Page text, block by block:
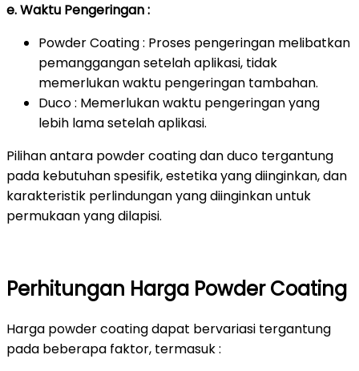
e. Waktu Pengeringan :
Powder Coating : Proses pengeringan melibatkan
pemanggangan setelah aplikasi, tidak
memerlukan waktu pengeringan tambahan.
Duco : Memerlukan waktu pengeringan yang
lebih lama setelah aplikasi.
Pilihan antara powder coating dan duco tergantung
pada kebutuhan spesifik, estetika yang diinginkan, dan
karakteristik perlindungan yang diinginkan untuk
permukaan yang dilapisi.
Perhitungan Harga Powder Coating
Harga powder coating dapat bervariasi tergantung
pada beberapa faktor, termasuk :